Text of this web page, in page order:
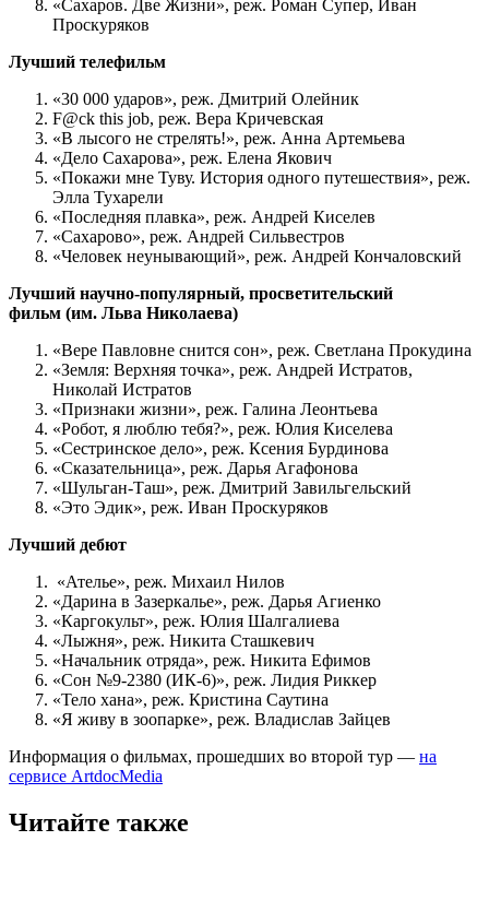
«Сахаров. Две Жизни», реж. Роман Супер, Иван
Проскуряков
Лучший телефильм
«30 000 ударов», реж. Дмитрий Олейник
F@ck this job, реж. Вера Кричевская
«В лысого не стрелять!», реж. Анна Артемьева
«Дело Сахарова», реж. Елена Якович
«Покажи мне Туву. История одного путешествия», реж.
Элла Тухарели
«Последняя плавка», реж. Андрей Киселев
«Сахарово», реж. Андрей Сильвестров
«Человек неунывающий», реж. Андрей Кончаловский
Лучший научно-популярный, просветительский
фильм (им. Льва Николаева)
«Вере Павловне снится сон», реж. Светлана Прокудина
«Земля: Верхняя точка», реж. Андрей Истратов,
Николай Истратов
«Признаки жизни», реж. Галина Леонтьева
«Робот, я люблю тебя?», реж. Юлия Киселева
«Сестринское дело», реж. Ксения Бурдинова
«Сказательница», реж. Дарья Агафонова
«Шульган-Таш», реж. Дмитрий Завильгельский
«Это Эдик», реж. Иван Проскуряков
Лучший дебют
«Ателье», реж. Михаил Нилов
«Дарина в Зазеркалье», реж. Дарья Агиенко
«Каргокульт», реж. Юлия Шалгалиева
«Лыжня», реж. Никита Сташкевич
«Начальник отряда», реж. Никита Ефимов
«Сон №9-2380 (ИК-6)», реж. Лидия Риккер
«Тело хана», реж. Кристина Саутина
«Я живу в зоопарке», реж. Владислав Зайцев
Информация о фильмах, прошедших во второй тур — на
сервисе ArtdocMedia
Читайте также